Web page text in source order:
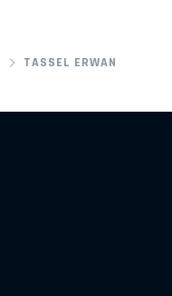
TASSEL ERWAN